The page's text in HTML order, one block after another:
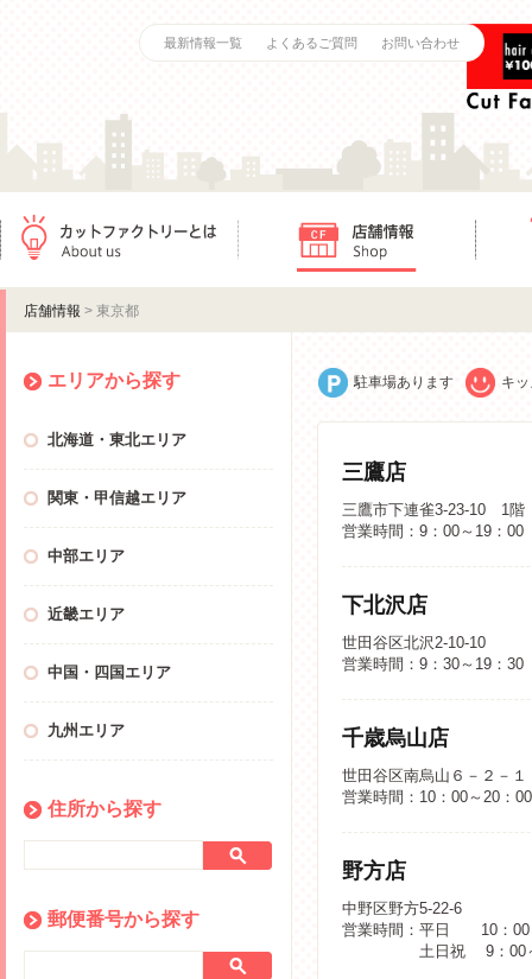
最新情報一覧 よくあるご質問 お問い合わせ
店舗情報 > 東京都
エリアから探す
北海道・東北エリア
関東・甲信越エリア
中部エリア
近畿エリア
中国・四国エリア
九州エリア
住所から探す
郵便番号から探す
駐車場あります キ
三鷹店
三鷹市下連雀3-23-10 1階
営業時間：9：00～19：00
下北沢店
世田谷区北沢2-10-10
営業時間：9：30～19：
千歳烏山店
世田谷区南烏山６－２－
営業時間：10：00～20：
野方店
中野区野方5-22-6
営業時間：平日 10：00
土日祝 9：00